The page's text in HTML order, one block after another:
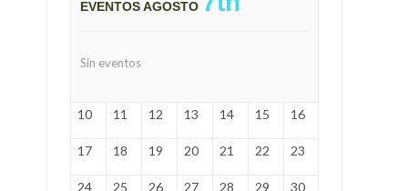
EVENTOS AGOSTO
Sin eventos
10 11 12 13 14 15 16
17 18 19 20 21 22 23
24 25 26 27 28 29 30